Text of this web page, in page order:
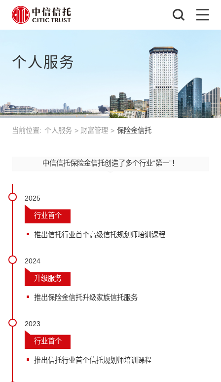
个人服务
当前位置: 个人服务 > 财富管理 > 保险金信托
中信信托保险金信托创造了多个行业“第一”！
2025
行业首个
推出信托行业首个高级信托规划师培训课程
2024
升级服务
推出保险金信托升级家族信托服务
2023
行业首个
推出信托行业首个信托规划师培训课程